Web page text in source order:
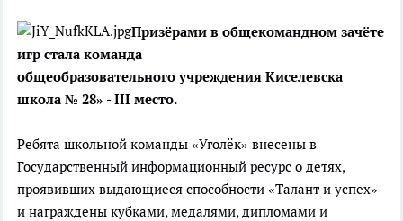
Призёрами в общекомандном зачёте
игр стала команда
общеобразовательного учреждения Киселевска
школа № 28» - III место.
Ребята школьной команды «Уголёк» внесены в
Государственный информационный ресурс о детях,
проявивших выдающиеся способности «Талант и успех»
и награждены кубками, медалями, дипломами и